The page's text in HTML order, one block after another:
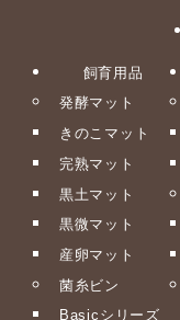
飼育用品
発酵マット
きのこマット
完熟マット
黒土マット
黒微マット
産卵マット
菌糸ビン
Basicシリーズ